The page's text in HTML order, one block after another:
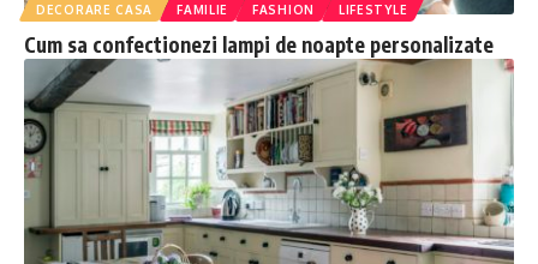
DECORARE CASA FAMILIE FASHION LIFESTYLE
Cum sa confectionezi lampi de noapte personalizate